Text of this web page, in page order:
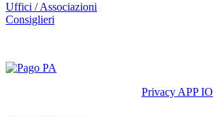
Uffici / Associazioni
Consiglieri
Privacy APP IO